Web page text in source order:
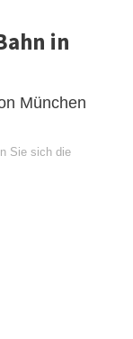
in
München
Sie sich die